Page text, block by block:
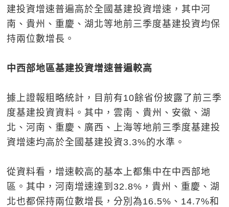
建投資增速普遍高於全國基建投資增速，其中河
南、貴州、重慶、湖北等地前三季度基建投資均保
持兩位數增長。
中西部地區基建投資增速普遍較高
據上證報粗略統計，目前有10餘省份披露了前三季
度基建投資資料。其中，雲南、貴州、安徽、湖
北、河南、重慶、廣西、上海等地前三季度基建投
資增速均高於全國基建投資3.3%的水準。
從資料看，增速較高的基本上都集中在中西部地
區。其中，河南增速達到32.8%，貴州、重慶、湖
北也都保持兩位數增長，分別為16.5%、14.7%和